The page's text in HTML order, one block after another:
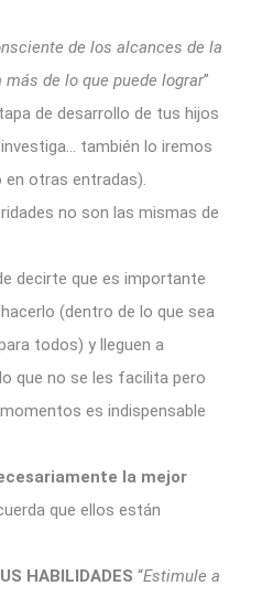
de los alcances de la
de lo que puede lograr”
de desarrollo de tus hijos
también lo iremos
otras entradas).
no son las mismas de
decirte que es importante
(dentro de lo que sea
todos) y lleguen a
que no se les facilita pero
es indispensable
la mejor
que ellos están
HABILIDADES “Estimule a